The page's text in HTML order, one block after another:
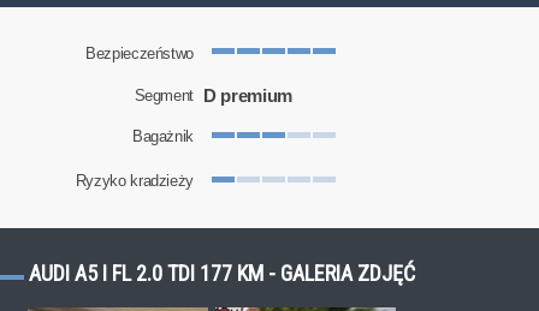
Bezpieczeństwo
Segment D premium
Bagażnik
Ryzyko kradzieży
AUDI A5 I FL 2.0 TDI 177 KM - GALERIA ZDJĘĆ